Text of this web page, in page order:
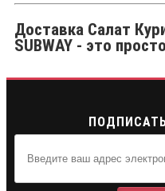
Доставка Салат
SUBWAY - это